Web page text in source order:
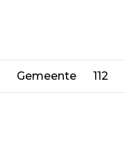
Gemeente 112